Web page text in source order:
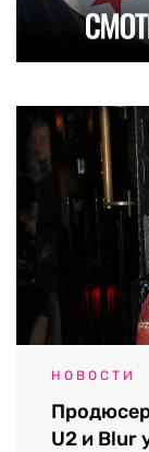
НОВОСТИ
U2 и Blur